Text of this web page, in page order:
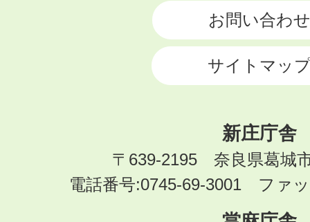
お問い合わせ
サイトマッ
新庄庁舎
〒639-2195 奈良県葛城
電話番号:0745-69-3001 ファ